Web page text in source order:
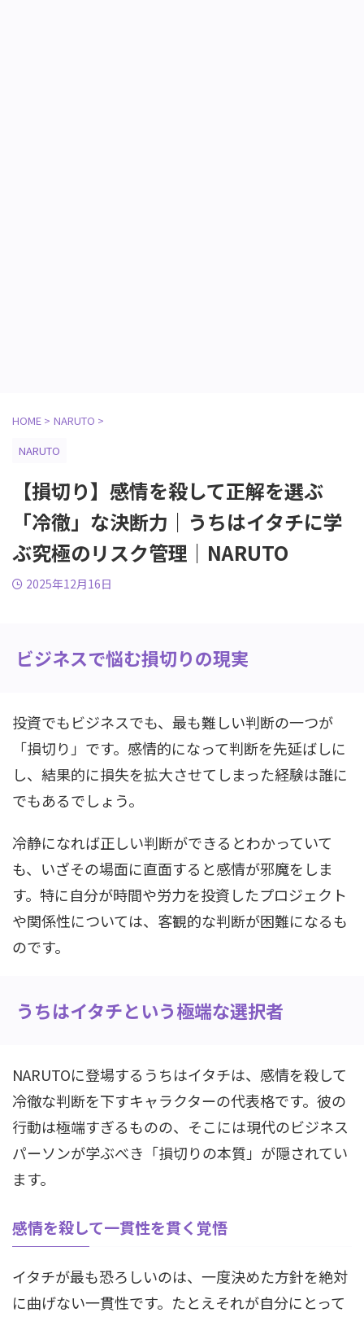
HOME > NARUTO >
NARUTO
【損切り】感情を殺して正解を選ぶ
「冷徹」な決断力｜うちはイタチに学
ぶ究極のリスク管理｜NARUTO
2025年12月16日
ビジネスで悩む損切りの現実
投資でもビジネスでも、最も難しい判断の一つが
「損切り」です。感情的になって判断を先延ばしに
し、結果的に損失を拡大させてしまった経験は誰に
でもあるでしょう。
冷静になれば正しい判断ができるとわかっていて
も、いざその場面に直面すると感情が邪魔をしま
す。特に自分が時間や労力を投資したプロジェクト
や関係性については、客観的な判断が困難になるも
のです。
うちはイタチという極端な選択者
NARUTOに登場するうちはイタチは、感情を殺して
冷徹な判断を下すキャラクターの代表格です。彼の
行動は極端すぎるものの、そこには現代のビジネス
パーソンが学ぶべき「損切りの本質」が隠されてい
ます。
感情を殺して一貫性を貫く覚悟
イタチが最も恐ろしいのは、一度決めた方針を絶対
に曲げない一貫性です。たとえそれが自分にとって